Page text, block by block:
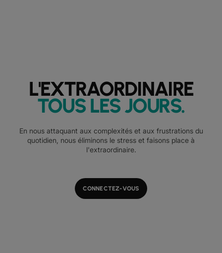
L'EXTRAORDINAIRE
TOUS LES JOURS.
En nous attaquant aux complexités et aux frustrations du
quotidien, nous éliminons le stress et faisons place à
l'extraordinaire.
CONNECTEZ-VOUS